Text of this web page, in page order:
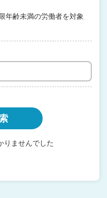
年齢未満の労働者を対象
りませんでした